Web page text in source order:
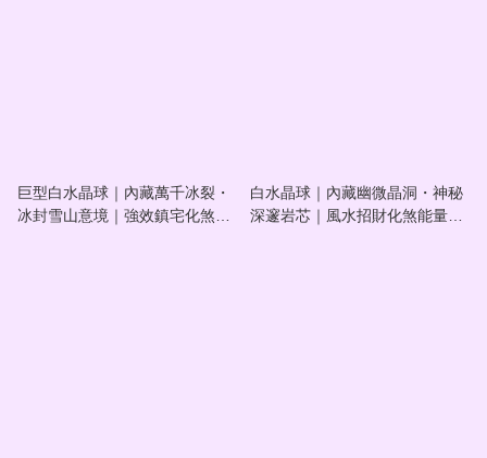
巨型白水晶球｜內藏萬千冰裂・
冰封雪山意境｜強效鎮宅化煞風
白水晶球｜內藏幽微晶洞・神秘
深邃岩芯｜風水招財化煞能量擺